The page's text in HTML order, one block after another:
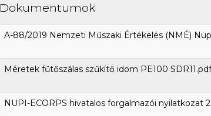
Dokumentumok
A-88/2019 Nemzeti Műszaki Értékelés (NMÉ)
Méretek fűtőszálas szűkítő idom PE100 SDR11.pdf
NUPI-ECORPS hivatalos forgalmazói nyilatkozat